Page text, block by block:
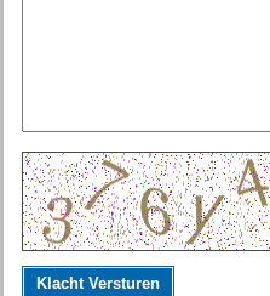
Klacht Versturen